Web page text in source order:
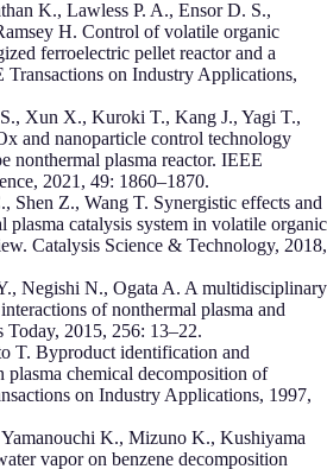
K., Lawless P. A., Ensor D. S.,
H. Control of volatile organic
ferroelectric pellet reactor and a
Transactions on Industry Applications,
Xun X., Kuroki T., Kang J., Yagi T.,
and nanoparticle control technology
nonthermal plasma reactor. IEEE
2021, 49: 1860–1870.
Z., Wang T. Synergistic effects and
plasma catalysis system in volatile organic
Catalysis Science & Technology, 2018,
Negishi N., Ogata A. A multidisciplinary
of nonthermal plasma and
Today, 2015, 256: 13–22.
T. Byproduct identification and
plasma chemical decomposition of
on Industry Applications, 1997,
K., Mizuno K., Kushiyama
vapor on benzene decomposition